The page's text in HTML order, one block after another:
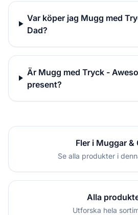
Var köper jag Mugg med
Dad?
Är Mugg med Tryck -
present?
Fler i Muggar &
Se alla produkter i
Alla
Utforska hela